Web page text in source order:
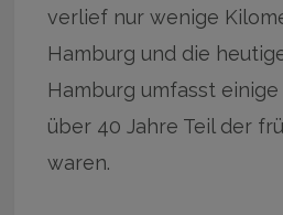
verlief nur wenige
Hamburg und die
Hamburg umfasst
über 40 Jahre Teil der
waren.